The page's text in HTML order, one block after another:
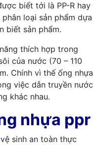
biết tới là PP-R hay
loại sản phẩm dựa
biết sản phẩm.
thích hợp trong
của nước (70 – 110
Chính vì thế ống nhựa
việc dẫn truyền nước
khác nhau.
nhựa ppr
sinh an toàn thực